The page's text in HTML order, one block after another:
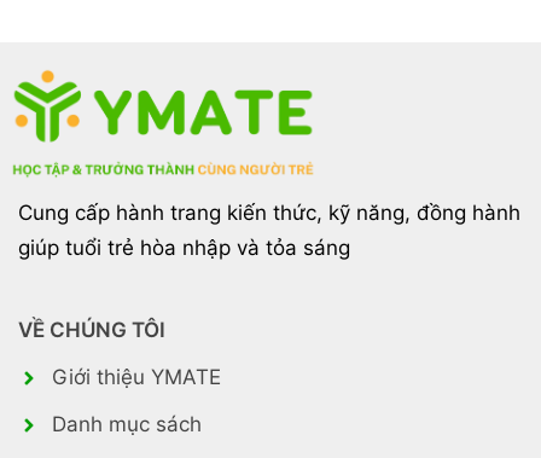
Cung cấp hành trang kiến thức, kỹ năng, đồng hành
giúp tuổi trẻ hòa nhập và tỏa sáng
VỀ CHÚNG TÔI
Giới thiệu YMATE
Danh mục sách